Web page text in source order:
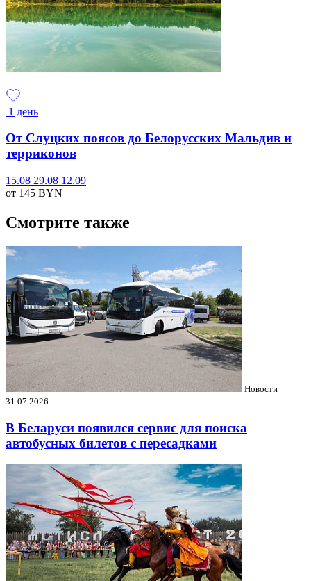
1 день
От Слуцких поясов до Белорусских Мальдив и
терриконов
15.08 29.08 12.09
от 145 BYN
Смотрите также
Новости
31.07.2026
В Беларуси появился сервис для поиска
автобусных билетов с пересадками